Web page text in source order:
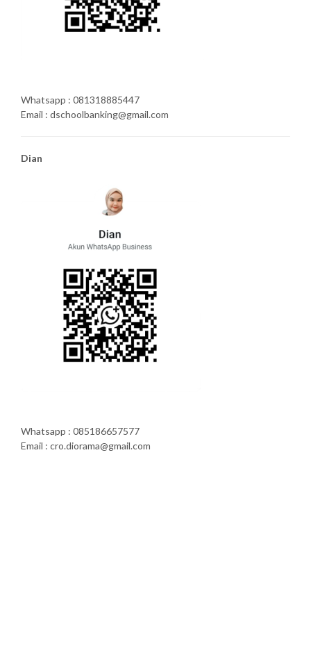
Whatsapp : 081318885447
Email : dschoolbanking@gmail.com
Dian
Whatsapp : 085186657577
Email : cro.diorama@gmail.com